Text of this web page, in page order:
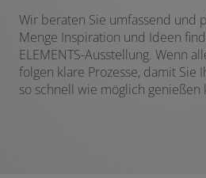
Wir beraten Sie umfassend und
Menge Inspiration und Ideen
ELEMENTS-Ausstellung. Wenn
folgen klare Prozesse, damit Sie
so schnell wie möglich genießen